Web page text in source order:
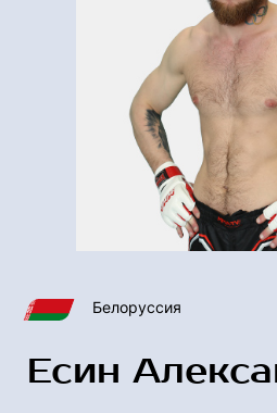
Белоруссия
Есин